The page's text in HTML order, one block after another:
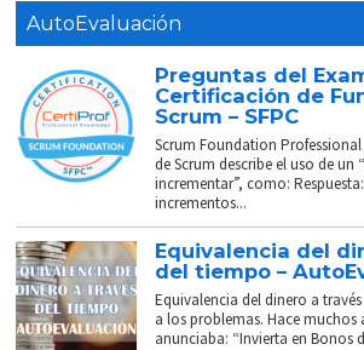
AutoEvaluación
Preguntas del
Certificación de
Scrum – SFPC
Scrum Foundation
de Scrum describe el uso de un
incrementar”, como:
incrementos...
Equivalencia del
del tiempo –
Equivalencia del dinero a
a los problemas. Hace muchos
anunciaba: “Invierta en Bonos